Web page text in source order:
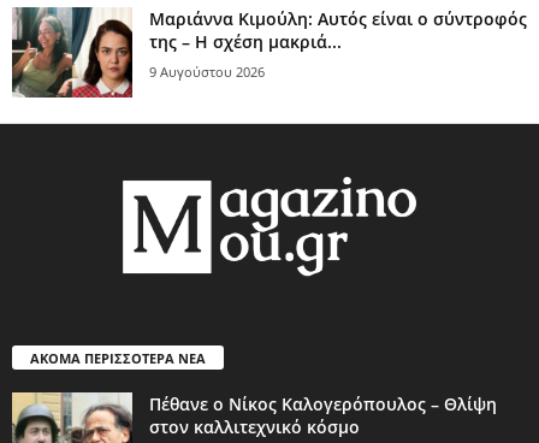
Μαριάννα Κιμούλη: Αυτός είναι ο σύντροφός
της – Η σχέση μακριά...
9 Αυγούστου 2026
ΑΚΟΜΑ ΠΕΡΙΣΣΟΤΕΡΑ ΝΕΑ
Πέθανε ο Νίκος Καλογερόπουλος – Θλίψη
στον καλλιτεχνικό κόσμο